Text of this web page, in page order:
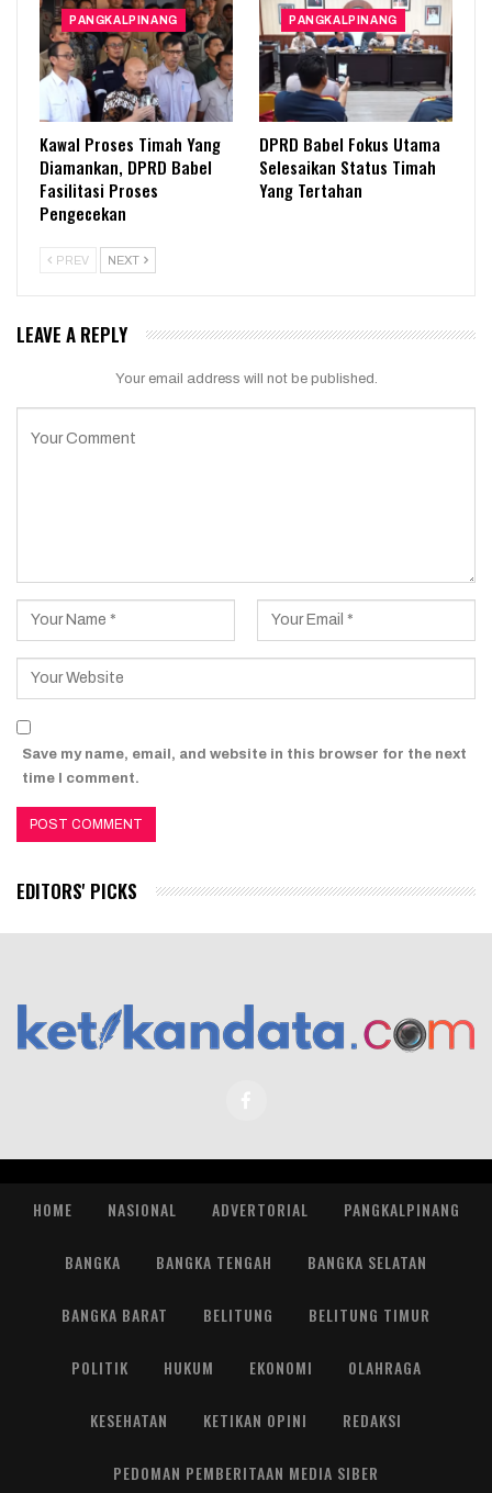
PANGKALPINANG
Kawal Proses Timah Yang
Diamankan, DPRD Babel
Fasilitasi Proses
Pengecekan
PANGKALPINANG
DPRD Babel Fokus Utama
Selesaikan Status Timah
Yang Tertahan
PREV NEXT
LEAVE A REPLY
Your email address will not be published.
Save my name, email, and website in this browser for the next
time I comment.
EDITORS' PICKS
HOME NASIONAL ADVERTORIAL PANGKALPINANG
BANGKA BANGKA TENGAH BANGKA SELATAN
BANGKA BARAT BELITUNG BELITUNG TIMUR
POLITIK HUKUM EKONOMI OLAHRAGA
KESEHATAN KETIKAN OPINI REDAKSI
PEDOMAN PEMBERITAAN MEDIA SIBER